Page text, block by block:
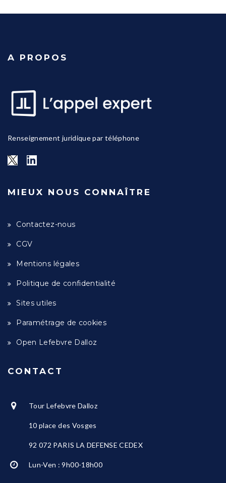
A PROPOS
Renseignement juridique par téléphone
MIEUX NOUS CONNAÎTRE
Contactez-nous
CGV
Mentions légales
Politique de confidentialité
Sites utiles
Paramétrage de cookies
Open Lefebvre Dalloz
CONTACT
Tour Lefebvre Dalloz
10 place des Vosges
92 072 PARIS LA DEFENSE CEDEX
Lun-Ven : 9h00-18h00